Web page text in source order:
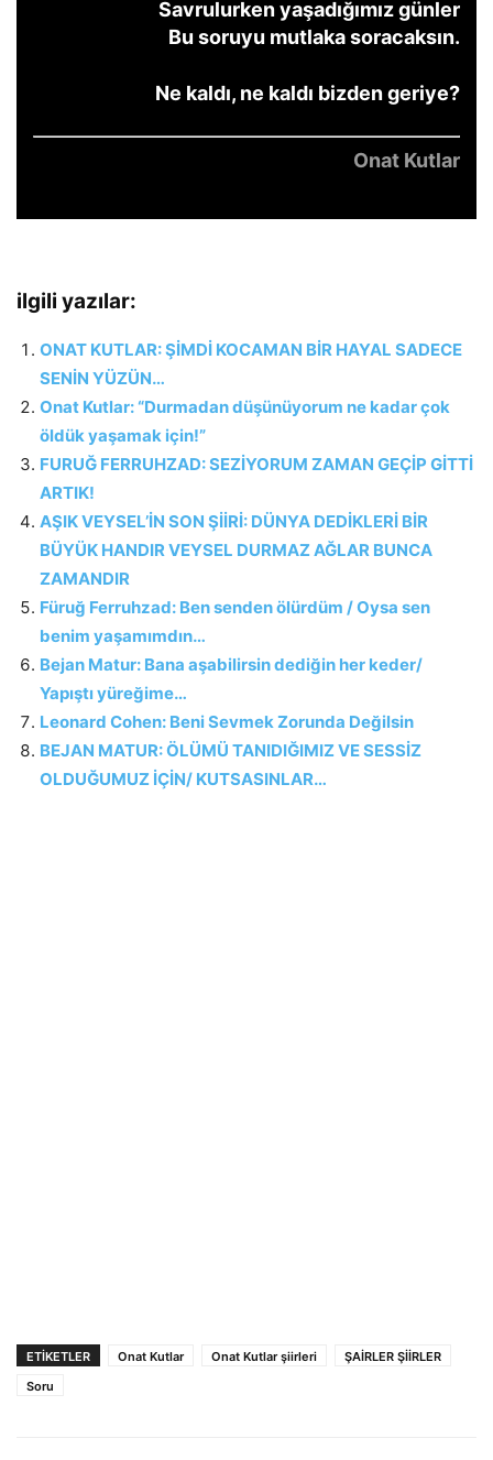
Savrulurken yaşadığımız günler
Bu soruyu mutlaka soracaksın.
Ne kaldı, ne kaldı bizden geriye?
Onat Kutlar
ilgili yazılar:
ONAT KUTLAR: ŞİMDİ KOCAMAN BİR HAYAL SADECE
SENİN YÜZÜN…
Onat Kutlar: “Durmadan düşünüyorum ne kadar çok
öldük yaşamak için!”
FURUĞ FERRUHZAD: SEZİYORUM ZAMAN GEÇİP GİTTİ
ARTIK!
AŞIK VEYSEL’İN SON ŞİİRİ: DÜNYA DEDİKLERİ BİR
BÜYÜK HANDIR VEYSEL DURMAZ AĞLAR BUNCA
ZAMANDIR
Füruğ Ferruhzad: Ben senden ölürdüm / Oysa sen
benim yaşamımdın…
Bejan Matur: Bana aşabilirsin dediğin her keder/
Yapıştı yüreğime…
Leonard Cohen: Beni Sevmek Zorunda Değilsin
BEJAN MATUR: ÖLÜMÜ TANIDIĞIMIZ VE SESSİZ
OLDUĞUMUZ İÇİN/ KUTSASINLAR…
ETIKETLER Onat Kutlar Onat Kutlar şiirleri
ŞAİRLER ŞİİRLER
Soru